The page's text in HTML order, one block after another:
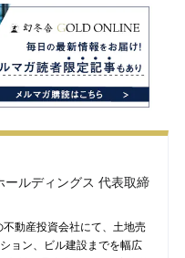
ールディングス 代表取締
動産投資会社にて、土地売
ョン、ビル建設までを幅広